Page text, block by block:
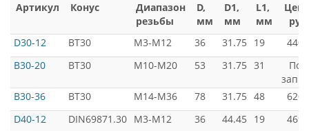
Артикул Конус
Диапазон
резьбы
D,
мм
D1,
мм
L1,
мм
руб
D30-12
BT30 M3-M12 36 31.75 19
4400
B30-20
BT30 M10-M20 53 31.75 31
Под
B30-36
BT30 M14-M36 78 31.75 48
6200
D40-12
DIN69871.30 M3-M12 36 44.45 19
4699